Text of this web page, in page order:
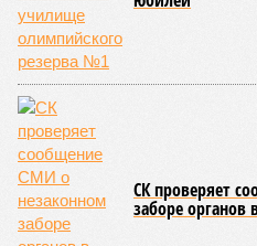
СК проверяет
заборе